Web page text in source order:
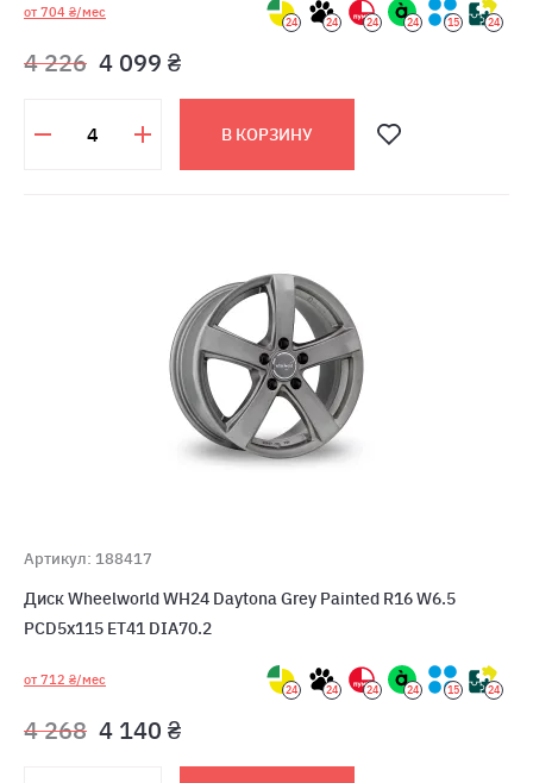
от 704 ₴/мес
24 24 24 24 15 24
4 226 4 099 ₴
В КОРЗИНУ
Артикул: 188417
Диск Wheelworld WH24 Daytona Grey Painted R16 W6.5
PCD5x115 ET41 DIA70.2
от 712 ₴/мес
24 24 24 24 15 24
4 268 4 140 ₴